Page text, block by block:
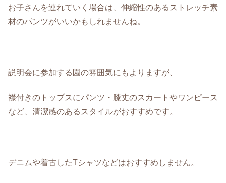
お子さんを連れていく場合は、伸縮性のあるストレッチ素
材のパンツがいいかもしれませんね。
説明会に参加する園の雰囲気にもよりますが、
襟付きのトップスにパンツ・膝丈のスカートやワンピース
など、清潔感のあるスタイルがおすすめです。
デニムや着古したTシャツなどはおすすめしません。